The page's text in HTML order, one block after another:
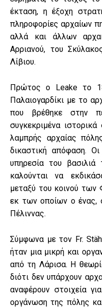
έκταση, η έξοχη
πληροφορίες αρχαίων
αλλά και άλλων
Αρριανού, του
Λίβιου.
Πρώτος ο Leake το
Παλαιογαρδίκι με το
που βρέθηκε στην
συγκεκριμένα
λαμπρής αρχαίας
δικαστική απόφαση.
υπηρεσία του βασιλιά
καλούνται να
μεταξύ του κοινού των
εκ των οποίων ο ένας,
Πέλιννας.
Σύμφωνα με τον Fr.
ήταν μια μικρή και
από τη Λάρισα. Η
διότι δεν υπάρχουν
αναφέρουν στοιχεία
οργάνωση της πόλης